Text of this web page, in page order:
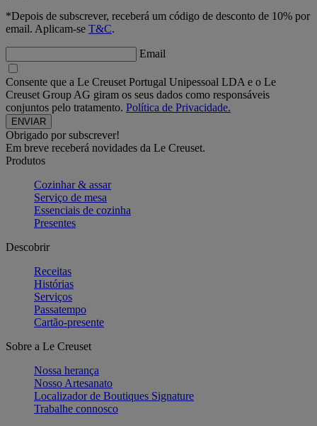
*Depois de subscrever, receberá um código de desconto de 10% por
email. Aplicam-se T&C.
Email
Consente que a Le Creuset Portugal Unipessoal LDA e o Le
Creuset Group AG giram os seus dados como responsáveis
conjuntos pelo tratamento. Política de Privacidade.
Obrigado por subscrever!
Em breve receberá novidades da Le Creuset.
Produtos
Cozinhar & assar
Serviço de mesa
Essenciais de cozinha
Presentes
Descobrir
Receitas
Histórias
Serviços
Passatempo
Cartão-presente
Sobre a Le Creuset
Nossa herança
Nosso Artesanato
Localizador de Boutiques Signature
Trabalhe connosco